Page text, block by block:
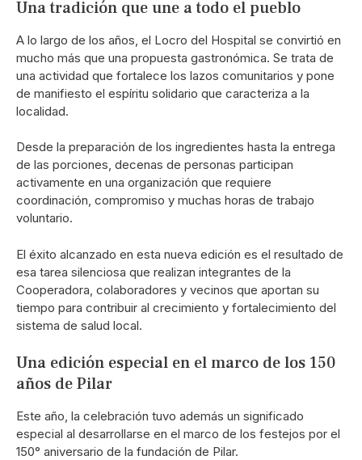
Una tradición que une a todo el pueblo
A lo largo de los años, el Locro del Hospital se convirtió en
mucho más que una propuesta gastronómica. Se trata de
una actividad que fortalece los lazos comunitarios y pone
de manifiesto el espíritu solidario que caracteriza a la
localidad.
Desde la preparación de los ingredientes hasta la entrega
de las porciones, decenas de personas participan
activamente en una organización que requiere
coordinación, compromiso y muchas horas de trabajo
voluntario.
El éxito alcanzado en esta nueva edición es el resultado de
esa tarea silenciosa que realizan integrantes de la
Cooperadora, colaboradores y vecinos que aportan su
tiempo para contribuir al crecimiento y fortalecimiento del
sistema de salud local.
Una edición especial en el marco de los 150
años de Pilar
Este año, la celebración tuvo además un significado
especial al desarrollarse en el marco de los festejos por el
150° aniversario de la fundación de Pilar.